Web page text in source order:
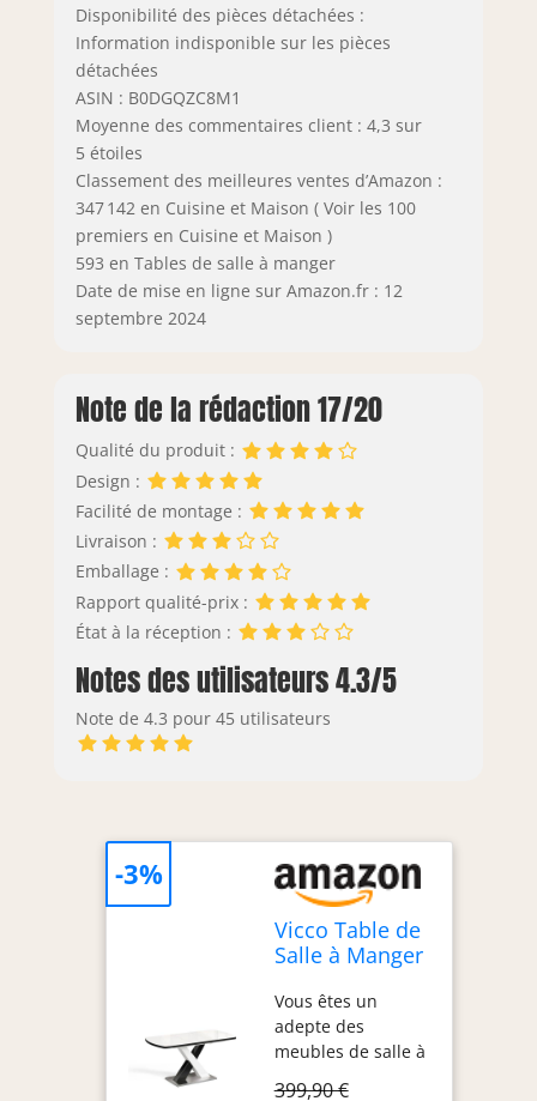
Disponibilité des pièces détachées :
Information indisponible sur les pièces
détachées
ASIN : B0DGQZC8M1
Moyenne des commentaires client : 4,3 sur
5 étoiles
Classement des meilleures ventes d’Amazon :
347 142 en Cuisine et Maison ( Voir les 100
premiers en Cuisine et Maison )
593 en Tables de salle à manger
Date de mise en ligne sur Amazon.fr : 12
septembre 2024
Note de la rédaction 17/20
Qualité du produit :
Design :
Facilité de montage :
Livraison :
Emballage :
Rapport qualité-prix :
État à la réception :
Notes des utilisateurs 4.3/5
Note de 4.3 pour 45 utilisateurs
Vicco Table de
Salle à Manger
Noir/Blanc,
120-160 x 80
cm
Vous êtes un
adepte des
meubles de salle à
399,90 €
-3%